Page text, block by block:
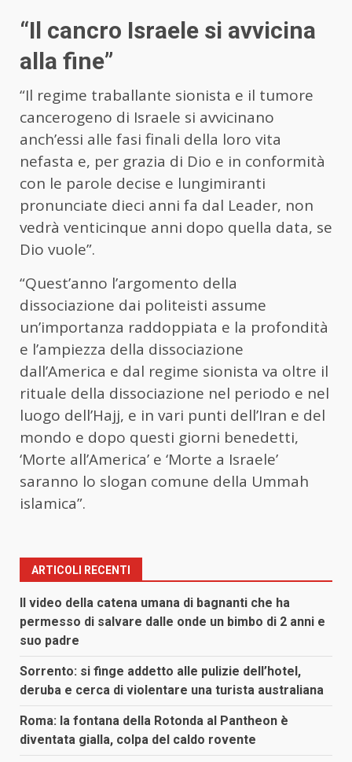
“Il cancro Israele si avvicina
alla fine”
“Il regime traballante sionista e il tumore
cancerogeno di Israele si avvicinano
anch’essi alle fasi finali della loro vita
nefasta e, per grazia di Dio e in conformità
con le parole decise e lungimiranti
pronunciate dieci anni fa dal Leader, non
vedrà venticinque anni dopo quella data, se
Dio vuole”.
“Quest’anno l’argomento della
dissociazione dai politeisti assume
un’importanza raddoppiata e la profondità
e l’ampiezza della dissociazione
dall’America e dal regime sionista va oltre il
rituale della dissociazione nel periodo e nel
luogo dell’Hajj, e in vari punti dell’Iran e del
mondo e dopo questi giorni benedetti,
‘Morte all’America’ e ‘Morte a Israele’
saranno lo slogan comune della Ummah
islamica”.
ARTICOLI RECENTI
Il video della catena umana di bagnanti che ha
permesso di salvare dalle onde un bimbo di 2 anni e
suo padre
Sorrento: si finge addetto alle pulizie dell’hotel,
deruba e cerca di violentare una turista australiana
Roma: la fontana della Rotonda al Pantheon è
diventata gialla, colpa del caldo rovente